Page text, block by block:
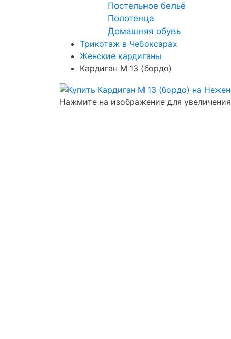
Постельное бельё
Полотенца
Домашняя обувь
Трикотаж в Чебоксарах
Женские кардиганы
Кардиган М 13 (бордо)
Нажмите на изображение для увеличения